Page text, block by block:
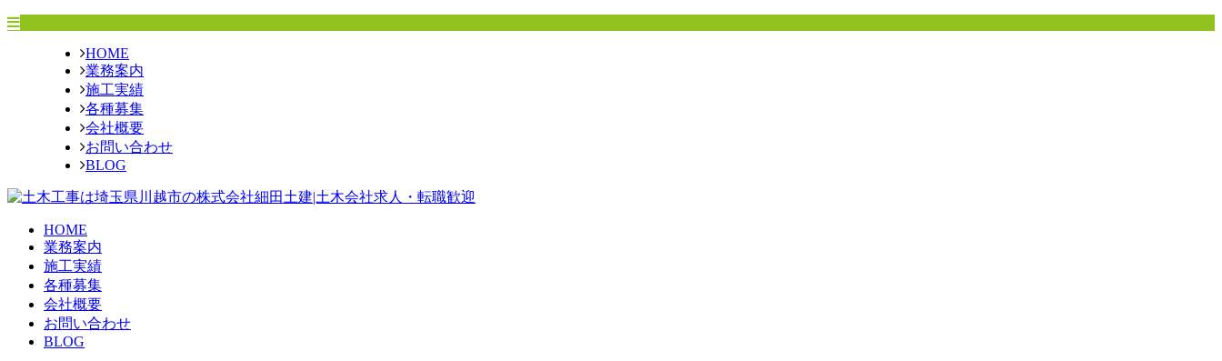
HOME
業務案内
施工実績
各種募集
会社概要
お問い合わせ
BLOG
HOME
業務案内
施工実績
各種募集
会社概要
お問い合わせ
BLOG